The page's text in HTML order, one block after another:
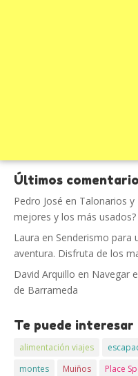
Últimos
Pedro José en Talonarios y
mejores y los más usados?
Laura en Senderismo para
aventura. Disfruta de los
David Arquillo en Navegar
de Barrameda
Te puede interesar
alimentación viajes
montes
Muiños Place